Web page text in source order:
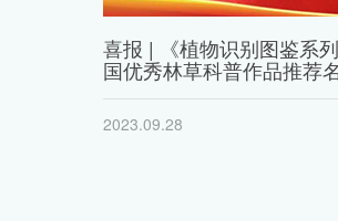
喜报 | 《植物识别图鉴系
国优秀林草科普作品推荐
2023.09.28